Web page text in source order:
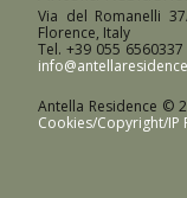
Via del Romanelli
Florence, Italy
Tel. +39 055
Antella Residence ©
Cookies/Copyright/IP